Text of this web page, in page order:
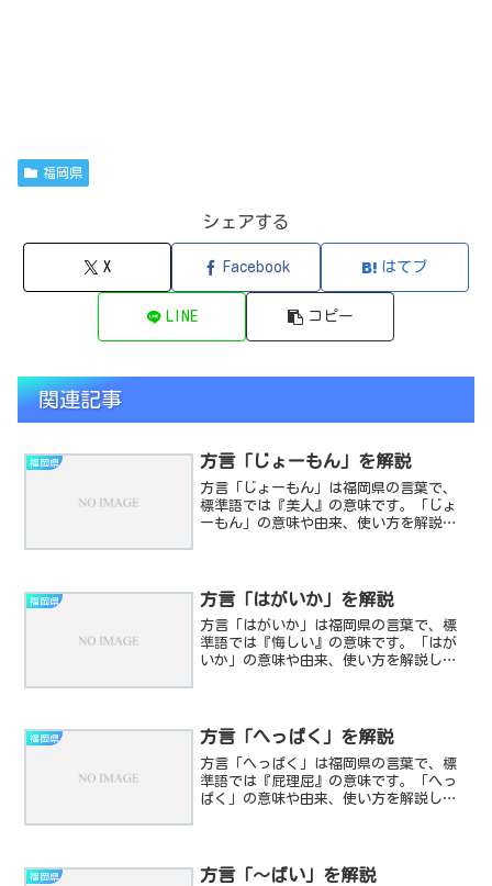
福岡県
シェアする
X Facebook はてブ
LINE コピー
関連記事
福岡県 方言「じょーもん」を解説
方言「じょーもん」は福岡県の言葉で、
標準語では『美人』の意味です。「じょ
ーもん」の意味や由来、使い方を解説し
福岡県 方言「はがいか」を解説
方言「はがいか」は福岡県の言葉で、標
準語では『悔しい』の意味です。「はが
いか」の意味や由来、使い方を解説しま
福岡県 方言「へっぱく」を解説
方言「へっぱく」は福岡県の言葉で、標
準語では『屁理屈』の意味です。「へっ
ぱく」の意味や由来、使い方を解説しま
福岡県 方言「～ばい」を解説